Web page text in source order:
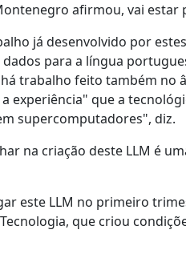
afirmou, vai
já desenvolvido por
para a língua
há trabalho feito também
experiência" que a
supercomputadores", diz.
na criação deste LLM é
este LLM no primeiro
que criou